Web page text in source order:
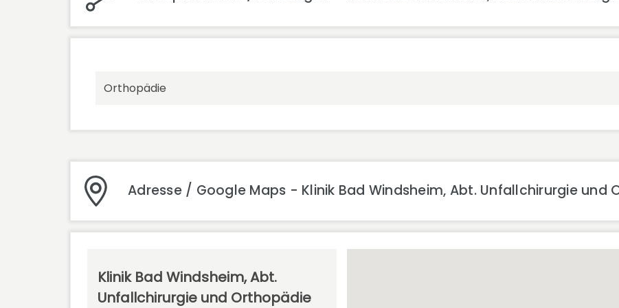
Orthopädie
Adresse / Google Maps - Klinik Bad Windsheim, Abt. Unfallchirurgie und
Klinik Bad Windsheim, Abt.
Unfallchirurgie und Orthopädie